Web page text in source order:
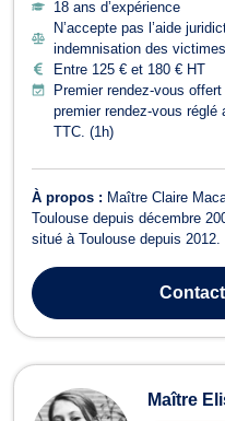
18 ans d’expérience
N’accepte pas l’aide
indemnisation des victimes
Entre 125 € et 180 € HT
Premier rendez-vous
premier rendez-vous
TTC. (1h)
À propos : Maître Claire
Toulouse depuis décembre
situé à Toulouse depuis
approche humaine,
plus de 17 ans lui...
Maître